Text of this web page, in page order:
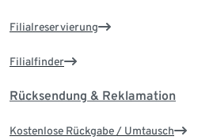
Filialreservierung
Filialfinder
Rücksendung & Reklamation
Kostenlose Rückgabe / Umtausch